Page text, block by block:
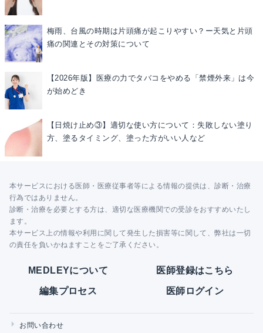
梅雨、台風の時期は片頭痛が起こりやすい？ー天気と片頭
痛の関連とその対策について
【2026年版】医療の力でタバコをやめる「禁煙外来」は今
が始めどき
【日焼け止め③】適切な使い方について：失敗しない塗り
方、塗るタイミング、塗った方がいい人など
本サービスにおける医師・医療従事者等による情報の提供は、診断・治療
行為ではありません。
診断・治療を必要とする方は、適切な医療機関での受診をおすすめいたし
ます。
本サービス上の情報や利用に関して発生した損害等に関して、弊社は一切
の責任を負いかねますことをご了承ください。
MEDLEYについて 医師登録はこちら
編集プロセス 医師ログイン
お問い合わせ